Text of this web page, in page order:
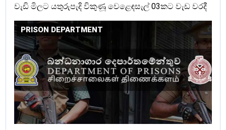
වැඩි මිලට යතුරුපැදි විකුණූ වෙළෙඳසැල් 03කට වැඩ වරදී
PRISON DEPARTMENT